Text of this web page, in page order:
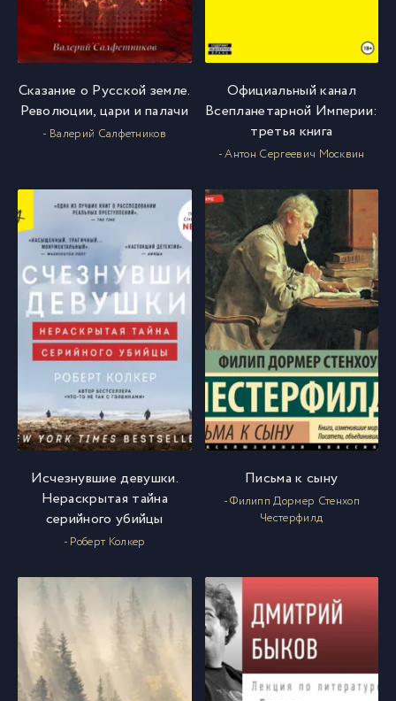
Сказание о Русской земле.
Революции, цари и палачи
- Валерий Салфетников
Официальный канал
Всепланетарной Империи:
третья книга
- Антон Сергеевич Москвин
Исчезнувшие девушки.
Нераскрытая тайна
серийного убийцы
- Роберт Колкер
Письма к сыну
- Филипп Дормер Стенхоп
Честерфилд